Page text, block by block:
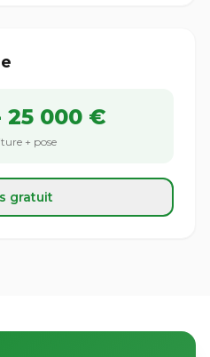
25 000 €
+ pose
gratuit